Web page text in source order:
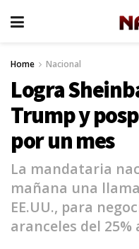
Home Nacional
Logra
Trump y
por un mes
La mandataria
mañana una
EE.UU., para
aranceles del 25%